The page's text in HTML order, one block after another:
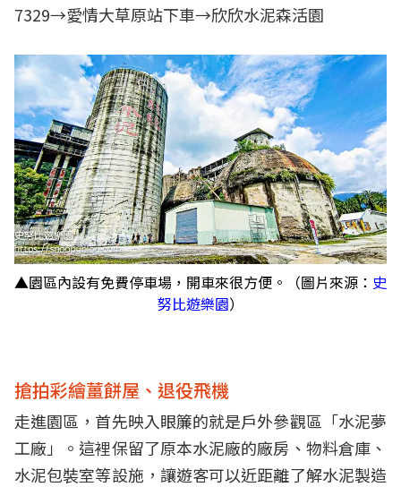
7329→愛情大草原站下車→欣欣水泥森活園
▲園區內設有免費停車場，開車來很方便。（圖片來源： 史
努比遊樂園）
搶拍彩繪薑餅屋、退役飛機
走進園區，首先映入眼簾的就是戶外參觀區「水泥夢
工廠」。這裡保留了原本水泥廠的廠房、物料倉庫、
水泥包裝室等設施，讓遊客可以近距離了解水泥製造